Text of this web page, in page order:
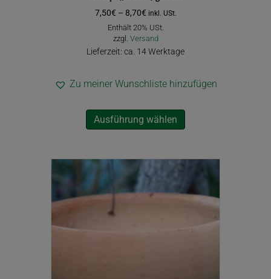
7,50€ – 8,70€Preisspanne:
7,50€
bis
8,70€
inkl. USt.
Enthält 20% USt.
zzgl. Versand
Lieferzeit: ca. 14 Werktage
Zu meiner Wunschliste hinzufügen
Ausführung wählen
Varianten
Die
Optionen
können